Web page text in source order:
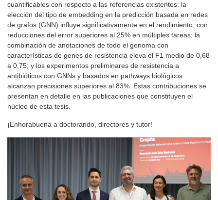
cuantificables con respecto a las referencias existentes: la
elección del tipo de embedding en la predicción basada en redes
de grafos (GNN) influye significativamente en el rendimiento, con
reducciones del error superiores al 25% en múltiples tareas; la
combinación de anotaciones de todo el genoma con
características de genes de resistencia eleva el F1 medio de 0,68
a 0,75; y los experimentos preliminares de resistencia a
antibióticos con GNNs y basados en pathways biológicos
alcanzan precisiones superiores al 83%. Estas contribuciones se
presentan en detalle en las publicaciones que constituyen el
núcleo de esta tesis.
¡Enhorabuena a doctorando, directores y tutor!